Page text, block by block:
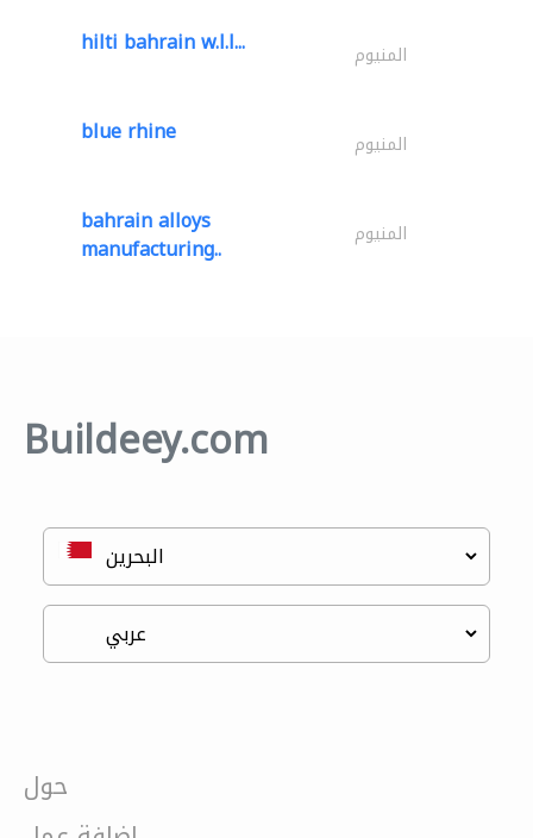
hilti bahrain w.l.l... المنيوم
blue rhine المنيوم
bahrain alloys
manufacturing.. المنيوم
Buildeey.com
حول